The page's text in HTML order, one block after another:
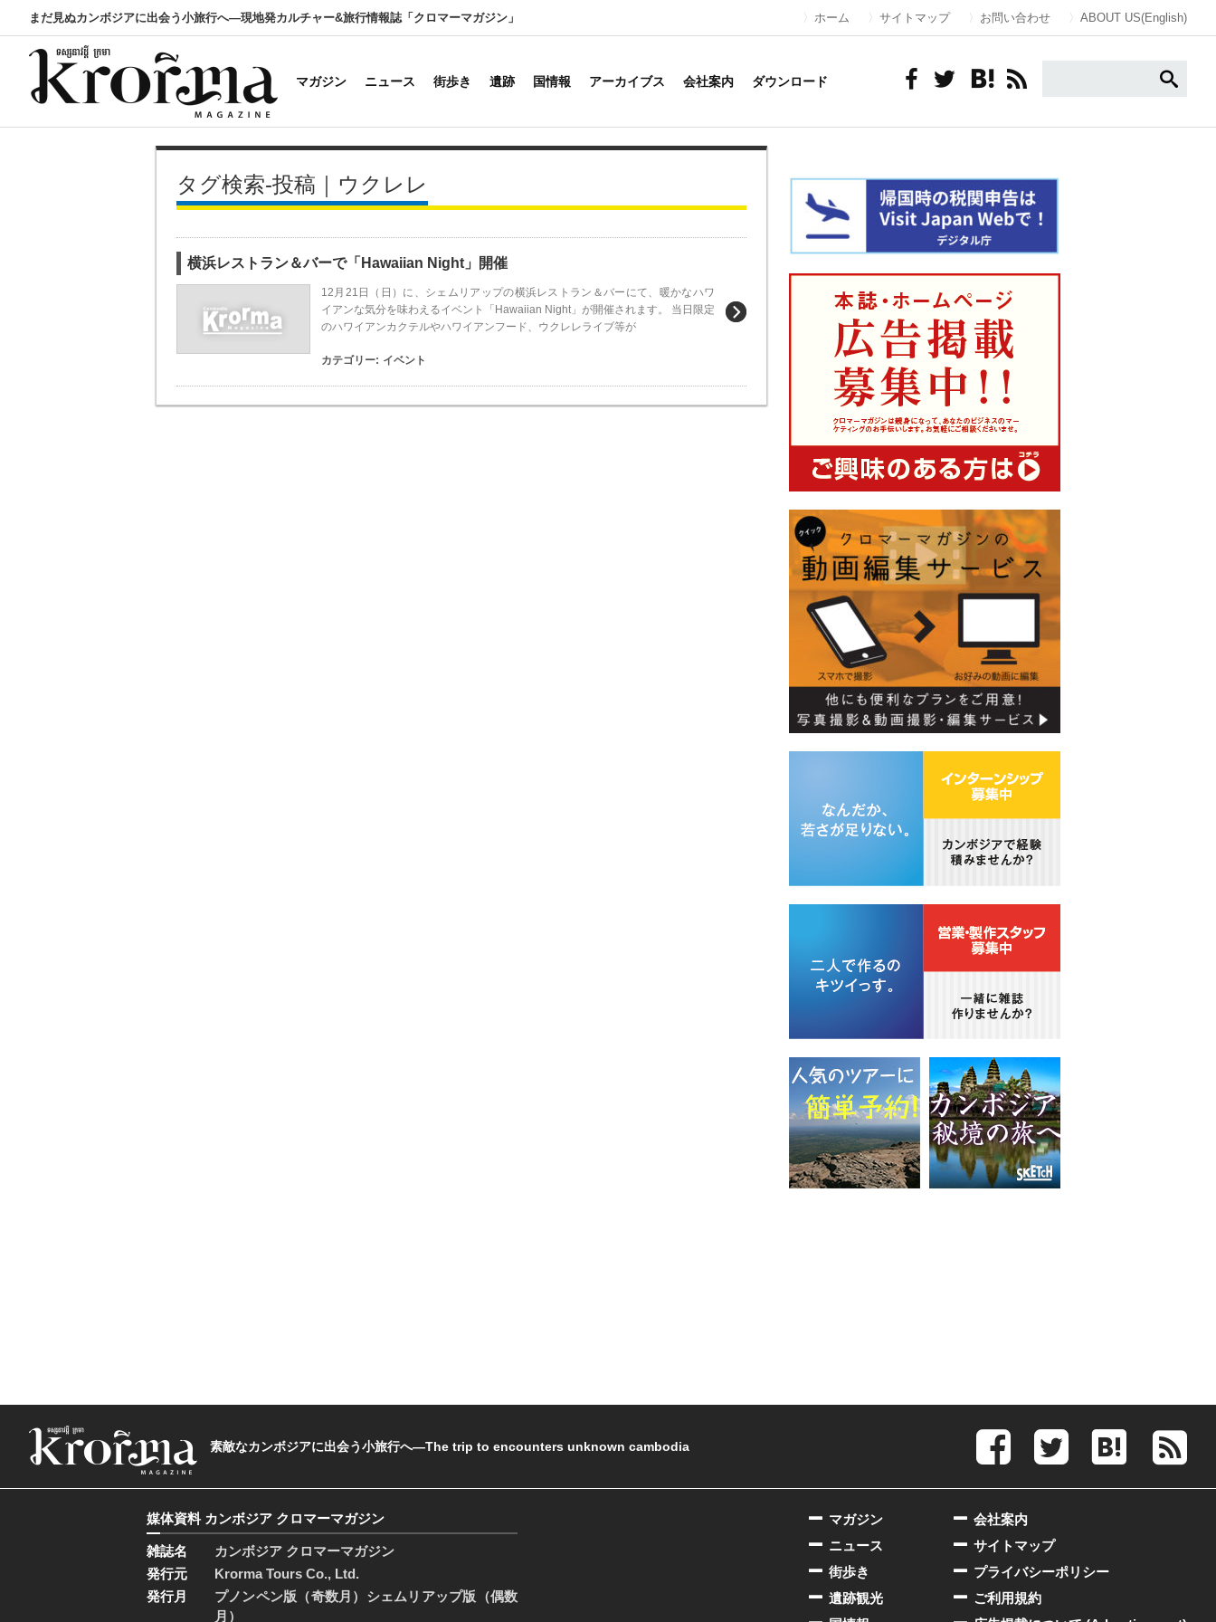
まだ見ぬカンボジアに出会う小旅行へ―現地発カルチャー&旅行情報誌「クロマーマガジン」 ホーム サイトマップ お問い合わせ ABOUT US(English)
マガジン ニュース 街歩き 遺跡 国情報 アーカイブス 会社案内 ダウンロード
タグ検索-投稿｜ウクレレ
横浜レストラン＆バーで「Hawaiian Night」開催
12月21日（日）に、シェムリアップの横浜レストラン＆バーにて、暖かなハワ
イアンな気分を味わえるイベント「Hawaiian Night」が開催されます。 当日限定
のハワイアンカクテルやハワイアンフード、ウクレレライブ等が
カテゴリー: イベント
素敵なカンボジアに出会う小旅行へ―The trip to encounters unknown cambodia
媒体資料 カンボジア クロマーマガジン
雑誌名
カンボジア クロマーマガジン
発行元
Krorma Tours Co., Ltd.
発行月
プノンペン版（奇数月）シェムリアップ版（偶数
月）
会社案内
サイトマップ
プライバシーポリシー
ご利用規約
マガジン
ニュース
街歩き
遺跡観光